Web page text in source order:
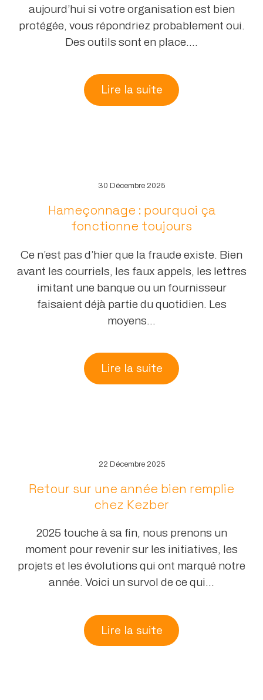
aujourd’hui si votre organisation est bien
protégée, vous répondriez probablement oui.
Des outils sont en place....
Lire la suite
30 Décembre 2025
Hameçonnage : pourquoi ça
fonctionne toujours
Ce n’est pas d’hier que la fraude existe. Bien
avant les courriels, les faux appels, les lettres
imitant une banque ou un fournisseur
faisaient déjà partie du quotidien. Les
moyens...
Lire la suite
22 Décembre 2025
Retour sur une année bien remplie
chez Kezber
2025 touche à sa fin, nous prenons un
moment pour revenir sur les initiatives, les
projets et les évolutions qui ont marqué notre
année. Voici un survol de ce qui...
Lire la suite